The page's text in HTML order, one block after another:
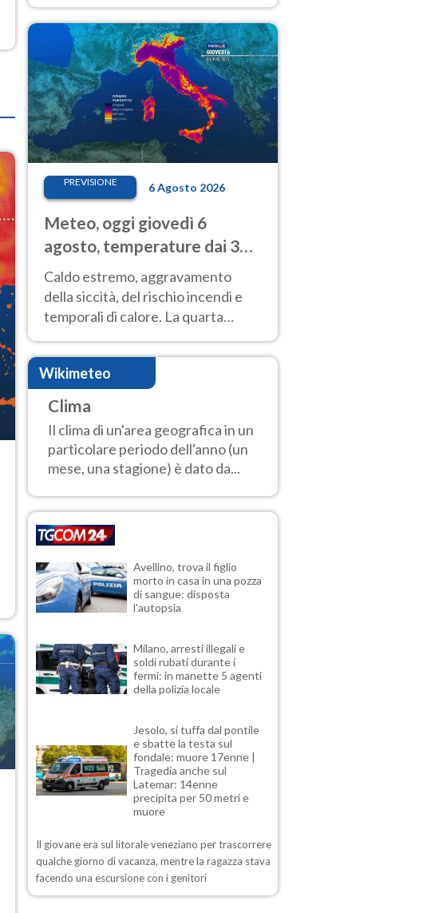
Nord.
PREVISIONE 6 Agosto 2026
Meteo, oggi giovedì 6
agosto, temperature dai 33
ai 40 gradi
Caldo estremo, aggravamento
della siccità, del rischio incendi e
temporali di calore. La quarta
intensa ondata di calore non dà
tregua e durerà fino Ferragosto
Wikimeteo
Clima
Il clima di un'area geografica in un
particolare periodo dell'anno (un
mese, una stagione) è dato da...
Avellino, trova il figlio
morto in casa in una pozza
di sangue: disposta
l'autopsia
Milano, arresti illegali e
soldi rubati durante i
fermi: in manette 5 agenti
della polizia locale
Jesolo, si tuffa dal pontile
e sbatte la testa sul
fondale: muore 17enne |
Tragedia anche sul
Latemar: 14enne
precipita per 50 metri e
muore
Il giovane era sul litorale veneziano per trascorrere
qualche giorno di vacanza, mentre la ragazza stava
facendo una escursione con i genitori